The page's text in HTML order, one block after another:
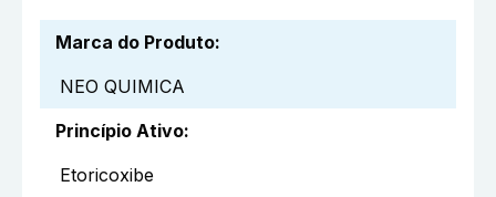
Marca do Produto:
NEO QUIMICA
Princípio Ativo:
Etoricoxibe